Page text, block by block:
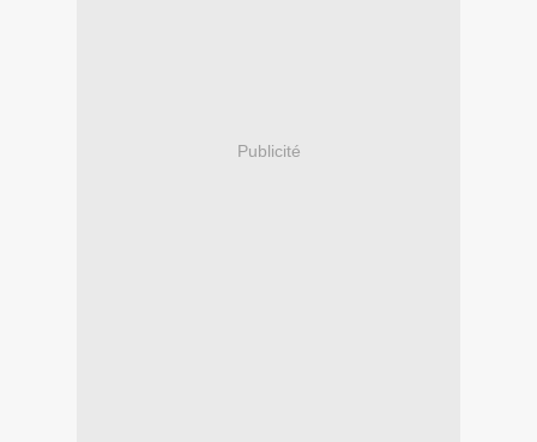
Publicité